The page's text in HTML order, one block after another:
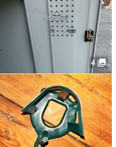
4 photo_library